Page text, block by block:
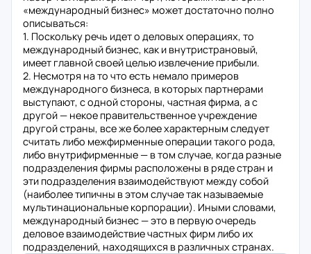
«междуна­родный бизнес» может достаточно полно
описываться:
1. Поскольку речь идет о деловых операциях, то
международный бизнес, как и внутристрановый,
имеет главной своей целью извлечение прибыли.
2. Несмотря на то что есть немало примеров
международного бизнеса, в которых партнерами
выступают, с одной стороны, частная фирма, а с
другой — некое правительственное учреждение
другой страны, все же более характерным сле­дует
считать либо межфирменные операции такого рода,
либо внутрифирмен­ные — в том случае, когда разные
подразделения фирмы расположены в ряде стран и
эти подразделения взаимодействуют между собой
(наиболее типичны в этом случае так называемые
мультинациональные корпорации). Иными словами,
международный бизнес — это в первую очередь
деловое взаимо­действие частных фирм либо их
подразделений, находящихся в различных странах.